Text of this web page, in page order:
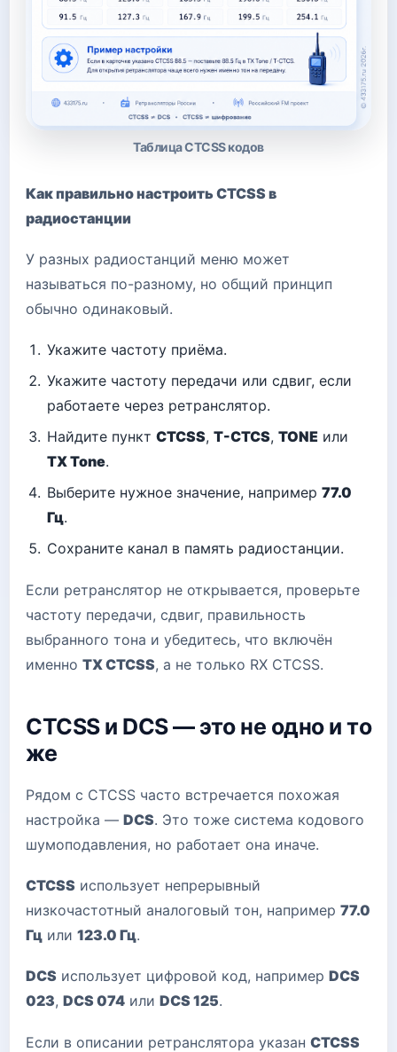
Таблица CTCSS кодов
Как правильно настроить CTCSS в
радиостанции
У разных радиостанций меню может
называться по-разному, но общий принцип
обычно одинаковый.
Укажите частоту приёма.
Укажите частоту передачи или сдвиг, если
работаете через ретранслятор.
Найдите пункт CTCSS, T-CTCS, TONEили
TX Tone.
Выберите нужное значение, например 77.0
Гц.
Сохраните канал в память радиостанции.
Если ретранслятор не открывается, проверьте
частоту передачи, сдвиг, правильность
выбранного тона и убедитесь, что включён
именно TX CTCSS, а не только RX CTCSS.
CTCSS и DCS — это не одно и то
же
Рядом с CTCSS часто встречается похожая
настройка — DCS. Это тоже система кодового
шумоподавления, но работает она иначе.
CTCSS использует непрерывный
низкочастотный аналоговый тон, например 77.0
Гц или 123.0 Гц.
DCS использует цифровой код, например DCS
023, DCS 074 или DCS 125.
Если в описании ретранслятора указан CTCSS